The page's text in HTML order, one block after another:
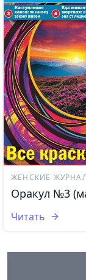
ЖЕНСКИЕ
Оракул №3
Читать